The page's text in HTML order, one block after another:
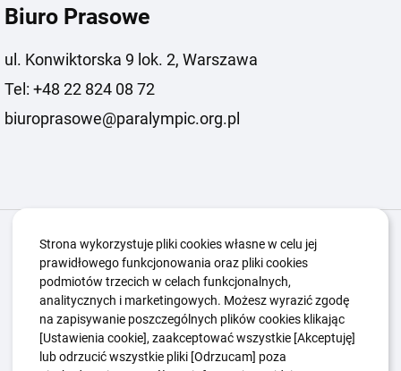
Biuro Prasowe
ul. Konwiktorska 9 lok. 2, Warszawa
Tel: +48 22 824 08 72
biuroprasowe@paralympic.org.pl
Igrzyska Paralimpijskie O nas
Kwalifikacje ZSK
Kluby Aktualności
Edukacja
Guttmanny Kontakt
Polityka Ochrony Dzieci Sygnaliści
Strona wykorzystuje pliki cookies własne w celu jej
prawidłowego funkcjonowania oraz pliki cookies
podmiotów trzecich w celach funkcjonalnych,
analitycznych i marketingowych. Możesz wyrazić zgodę
na zapisywanie poszczególnych plików cookies klikając
[Ustawienia cookie], zaakceptować wszystkie [Akceptuję]
lub odrzucić wszystkie pliki [Odrzucam] poza